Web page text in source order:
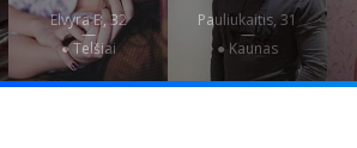
Elvyra B, 32
—
● Telšiai
Pauliukaitis, 31
—
● Kaunas